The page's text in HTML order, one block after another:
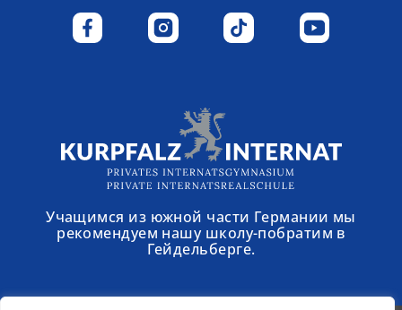
Учащимся из южной части Германии мы
рекомендуем нашу школу-побратим в
Гейдельберге.